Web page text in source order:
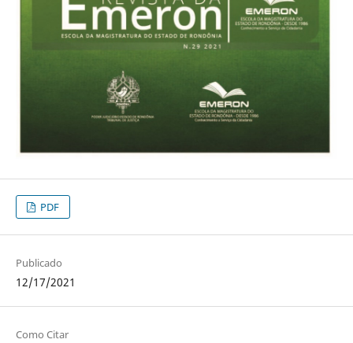
PDF
Publicado
12/17/2021
Como Citar